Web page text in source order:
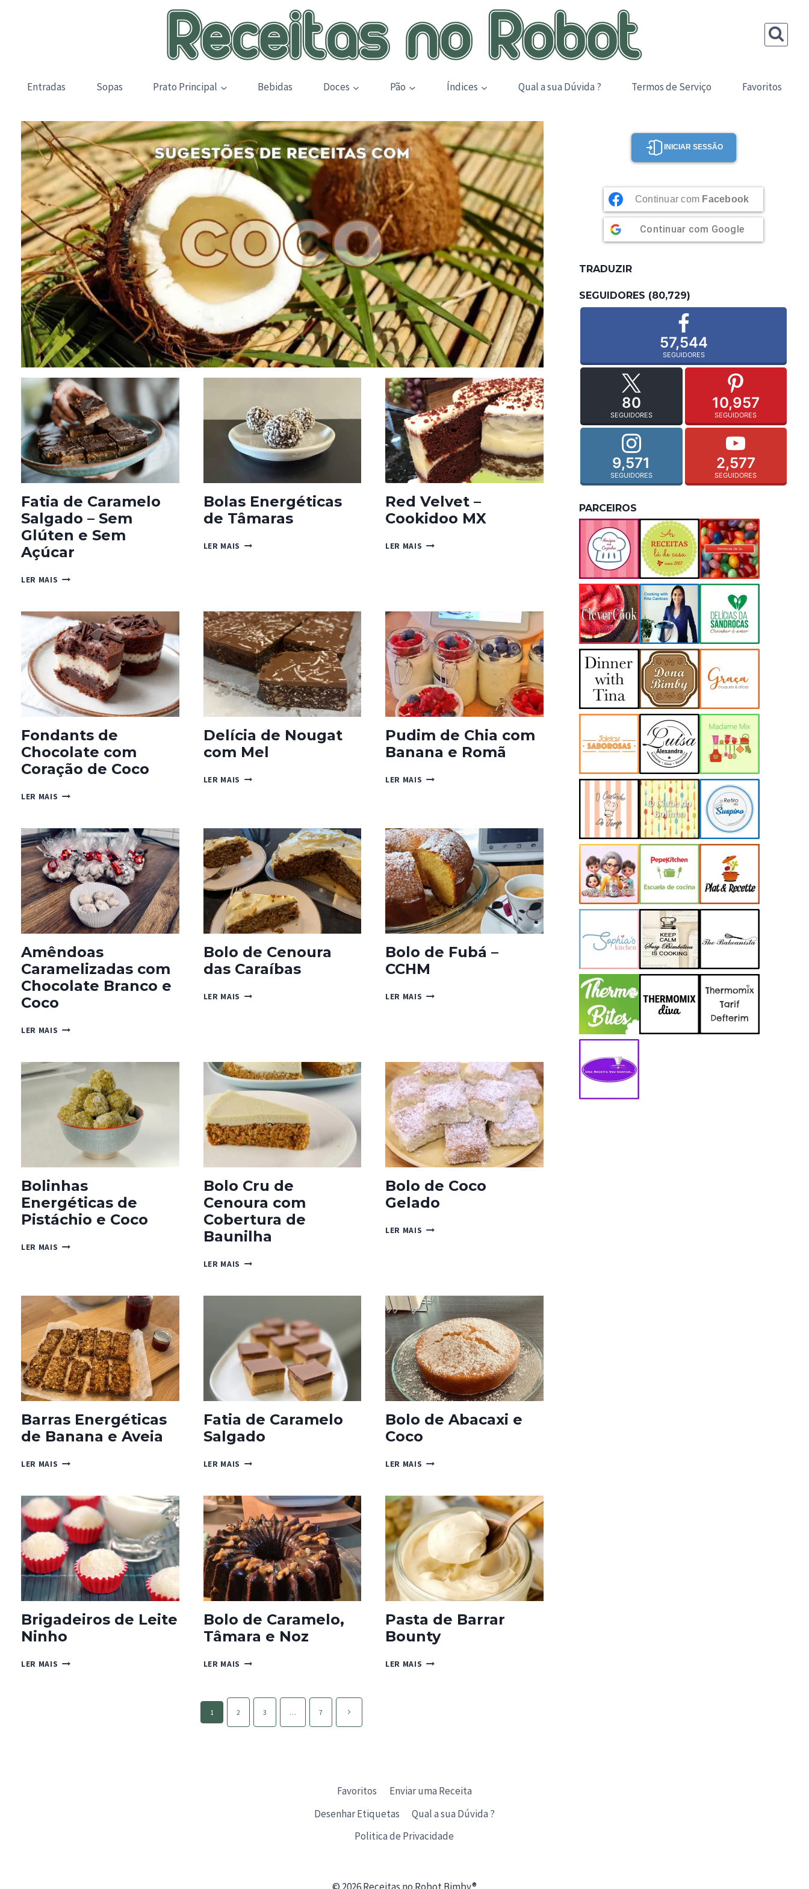
Entradas Sopas Prato Principal Bebidas Doces Pão Índices Qual a sua Dúvida ? Termos de Serviço Favoritos
Fatia de Caramelo
Salgado – Sem
Glúten e Sem
Açúcar
LER MAIS FATIA
SALGADO
–
SEM
GLÚTEN
E
SEM
AÇÚCAR
Bolas Energéticas
de Tâmaras
LER MAIS BOLAS
Red Velvet –
Cookidoo MX
LER MAIS RED
Fondants de
Chocolate com
Coração de Coco
LER MAIS FONDANTS
COM
CORAÇÃO
DE
COCO
Delícia de Nougat
com Mel
LER MAIS DELÍCIA
MEL
Pudim de Chia com
Banana e Romã
LER MAIS PUDIM
BANANA
E
ROMÃ
Amêndoas
Caramelizadas com
Chocolate Branco e
Coco
LER MAIS AMÊNDOAS
CHOCOLATE
BRANCO
COCO
Bolo de Cenoura
das Caraíbas
LER MAIS BOLO
Bolo de Fubá –
CCHM
LER MAIS BOLO
Bolinhas
Energéticas de
Pistáchio e Coco
LER MAIS BOLINHAS
E
COCO
Bolo Cru de
Cenoura com
Cobertura de
Baunilha
LER MAIS BOLO
CENOURA
COBERTURA
DE
BAUNILHA
Bolo de Coco
Gelado
LER MAIS BOLO
Barras Energéticas
de Banana e Aveia
LER MAIS BARRAS
BANANA
E
AVEIA
Fatia de Caramelo
Salgado
LER MAIS FATIA
SALGADO
Bolo de Abacaxi e
Coco
LER MAIS BOLO
E
COCO
Brigadeiros de Leite
Ninho
LER MAIS BRIGADEIROS
Bolo de Caramelo,
Tâmara e Noz
LER MAIS BOLO
TÂMARA
E
NOZ
Pasta de Barrar
Bounty
LER MAIS PASTA
1 2 3 … 7
Página
seguinte
INICIAR SESSÃO
Continuar com Facebook
Continuar com Google
TRADUZIR
SEGUIDORES (80,729)
57,544
SEGUIDORES
80
SEGUIDORES
10,957
SEGUIDORES
9,571
SEGUIDORES
2,577
SEGUIDORES
PARCEIROS
Favoritos
Enviar uma Receita
Desenhar Etiquetas
Qual a sua Dúvida ?
Politica de Privacidade